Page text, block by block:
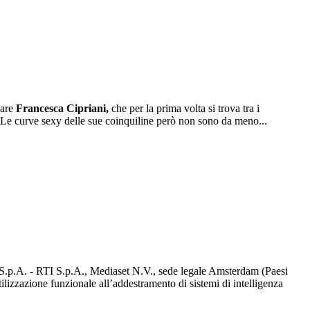
Francesca Cipriani, che per la prima volta si trova tra i
curve sexy delle sue coinquiline però non sono da meno...
- RTI S.p.A., Mediaset N.V., sede legale Amsterdam (Paesi
funzionale all’addestramento di sistemi di intelligenza